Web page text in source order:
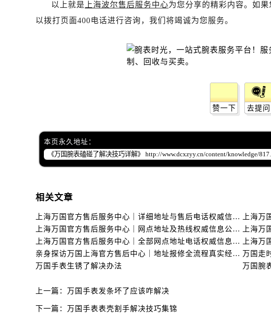
以上就是 上海波尔售后服务中心为您分享的精彩内容。如
以拨打页面400电话进行咨询，我们将竭诚为您服务。
赞一下 去提问
本页永久地址：
相关文章
上海万国官方售后服务中心｜详细地址与售后电话权威信息公示（2026年6月最新）
上海万国官方售后服务中心｜网点地址及热线权威信息公示（2026年6月最新）
上海万国官方售后服务中心｜全部网点地址电话权威信息公示（2026年6月最新）
亲身探访万国上海官方售后中心｜地址报修全流程真实经历（2026年6月最新） 万国走
万国手表生锈了解决办法
万国腕
上一篇： 万国手表发条坏了应该咋解决
下一篇： 万国手表表壳割手解决技巧集锦